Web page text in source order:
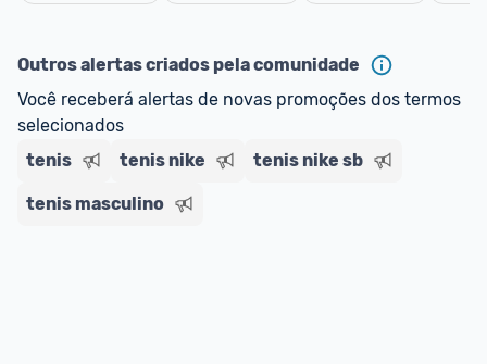
E lembre-se: você sempre pode contar ajuda da
comunidade para tirar dúvidas ou acionar os
nossos Admins marcando
comentário ou através do
Fale com o Promobit.
Outros alertas criados pela comunidade
Você receberá alertas de novas promoções dos termos
selecionados
tenis
tenis nike tenis nike sb
tenis masculino